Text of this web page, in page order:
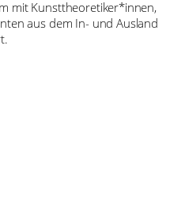
mit Kunsttheoretiker*innen,
aus dem In- und Ausland